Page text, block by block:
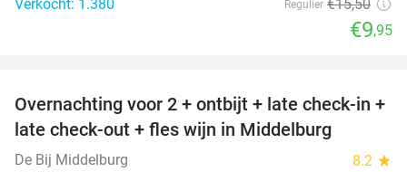
Verkocht: 1.380
Regulier €15,50
€9,95
52%
Overnachting voor 2 + ontbijt + late check-in +
late check-out + fles wijn in Middelburg
De Bij Middelburg 8.2 star